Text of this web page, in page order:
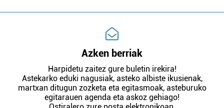
Azken berriak
Harpidetu zaitez gure buletin irekira!
Astekarko eduki nagusiak, asteko albiste ikusienak,
martxan ditugun zozketa eta egitasmoak, asteburuko
egitarauen agenda eta askoz gehiago!